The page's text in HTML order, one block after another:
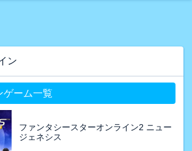
ン
ゲーム一覧
ファンタシースターオンライン2 ニュー
ジェネシス